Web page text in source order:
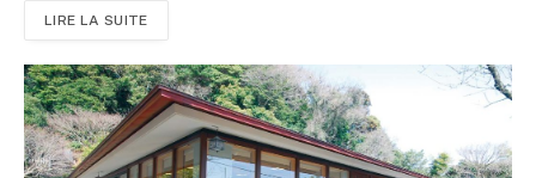
LIRE LA SUITE